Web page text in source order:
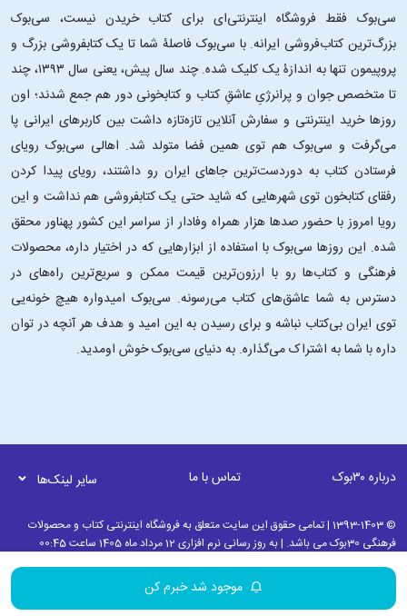
موجود شد خبرم کن
سی‌بوک فقط فروشگاه اینترنتی‌ای برای کتاب خریدن نیست، سی‌بوک
بزرگ‌ترین کتاب‌فروشی ایرانه. با سی‌بوک فاصلۀ شما تا یک کتابفروشی بزرگ و
پروپیمون تنها به اندازۀ یک کلیک شده. چند سال پیش، یعنی سال ۱۳۹۳، چند
تا متخصص جوان و پرانرژیِ عاشقِ کتاب و کتابخونی دور هم جمع شدند؛ اون‌
روزها خرید اینترنتی و سفارش آنلاین تازه‌تازه داشت بین کاربرهای ایرانی پا
می‌گرفت و سی‌بوک هم توی همین فضا متولد شد. اهالی سی‌بوک رویای
فرستادن کتاب به دوردست‌ترین جاهای ایران رو داشتند، رویای پیدا کردن
رفقای کتابخون توی شهرهایی که شاید حتی یک کتابفروشی هم نداشت و این
رویا امروز با حضور صدها هزار همراه وفادار از سراسر این کشور پهناور محقق
شده. این ‌روزها سی‌بوک با استفاده از ابزارهایی که در اختیار داره، محصولات
فرهنگی و کتاب‌ها رو با ارزون‌ترین قیمت ممکن و سریع‌ترین راه‌های در
دسترس به شما عاشق‌های کتاب می‌رسونه. سی‌بوک امیدواره هیچ خونه‌یی
توی ایران بی‌کتاب نباشه و برای رسیدن به این امید و هدف هر آنچه در توان
داره با شما به اشتراک می‌گذاره. به دنیای سی‌بوک خوش اومدید.
درباره ۳۰بوک تماس با ما سایر لینک‌ها
© 1393-1403 | تمامی حقوق این سایت متعلق به فروشگاه اینترنتی کتاب و محصولات
فرهنگی 30بوک می باشد. | به روز رسانی نرم افزاری 12 مرداد ماه 1405 ساعت 00:45